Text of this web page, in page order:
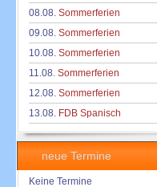
08.08. Sommerferien
09.08. Sommerferien
10.08. Sommerferien
11.08. Sommerferien
12.08. Sommerferien
13.08. FDB Spanisch
neue Termine
Keine Termine